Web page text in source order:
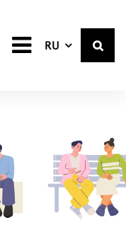
RU Russian